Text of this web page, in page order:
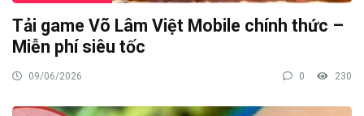
Tải game Võ Lâm Việt Mobile chính thức –
Miễn phí siêu tốc
09/06/2026 0 230